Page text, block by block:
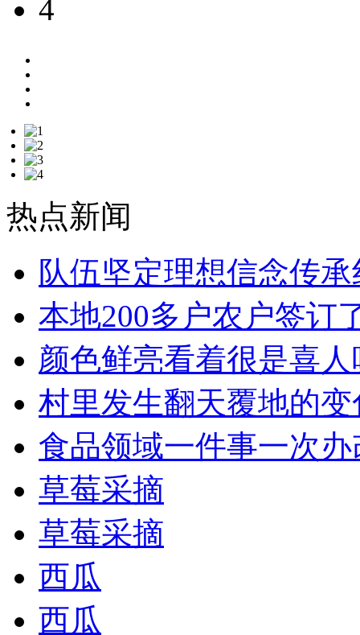
热点新闻
队伍坚定理想信念传承
本地200多户农户签订
颜色鲜亮看着很是喜人
村里发生翻天覆地的变
食品领域一件事一次办
草莓采摘
草莓采摘
西瓜
西瓜